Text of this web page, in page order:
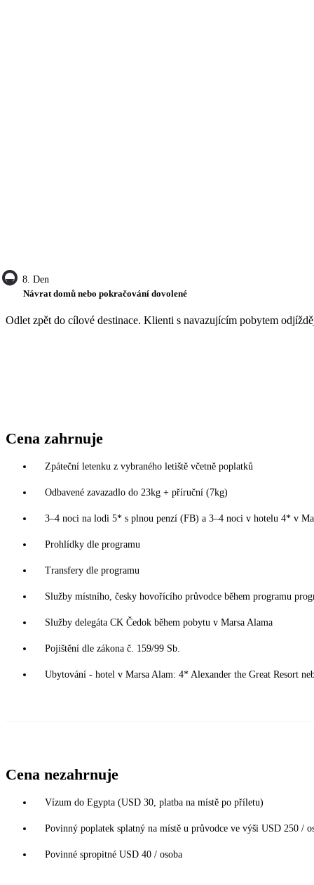
8. Den
Návrat domů nebo pokračování dovolené
Odlet zpět do cílové destinace. Klienti s navazujícím pobytem
Cena zahrnuje
Zpáteční letenku z vybraného letiště včetně poplatků
Odbavené zavazadlo do 23kg + příruční (7kg)
3–4 noci na lodi 5* s plnou penzí (FB) a 3–4 noci v hotelu 4* v
Prohlídky dle programu
Transfery dle programu
Služby místního, česky hovořícího průvodce během programu
Služby delegáta CK Čedok během pobytu v Marsa Alama
Pojištění dle zákona č. 159/99 Sb.
Ubytování - hotel v Marsa Alam: 4* Alexander the Great Resort
Cena nezahrnuje
Vízum do Egypta (USD 30, platba na místě po příletu)
Povinný poplatek splatný na místě u průvodce ve výši USD 250 /
Povinné spropitné USD 40 / osoba